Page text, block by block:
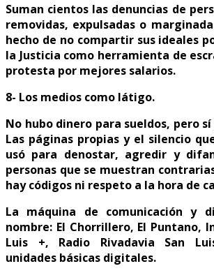
Suman cientos las denuncias de
removidas, expulsadas o
hecho de no compartir sus ideales
la Justicia como herramienta de
protesta por mejores salarios.
8- Los medios como látigo.
No hubo dinero para sueldos, pero
Las páginas propias y el silencio
usó para denostar, agredir y
personas que se muestran
hay códigos ni respeto a la hora de
La máquina de comunicación y
nombre: El Chorrillero, El Puntano,
Luis +, Radio Rivadavia San
unidades básicas digitales.